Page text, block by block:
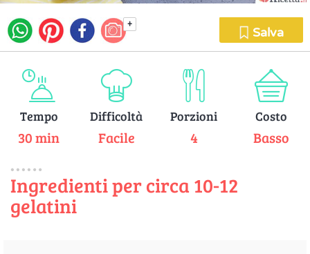
+
Salva
Tempo
30 min
Difficoltà
Facile
Porzioni
4
Costo
Basso
Ingredienti per circa 10-12
gelatini